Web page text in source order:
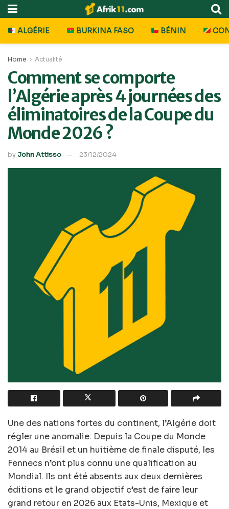
ALGÉRIE BURKINA FASO BÉNIN
Home Actualité
Comment se comporte
l’Algérie après 4 journées des
éliminatoires de la Coupe du
Monde 2026 ?
byJohn Attisso 23/12/2024
Une des nations fortes du continent, l’Algérie doit
régler une anomalie. Depuis la Coupe du Monde
2014 au Brésil et un huitième de finale disputé, les
Fennecs n’ont plus connu une qualification au
Mondial. Ils ont été absents aux deux dernières
éditions et le grand objectif c’est de faire leur
grand retour en 2026 aux Etats-Unis, Mexique et